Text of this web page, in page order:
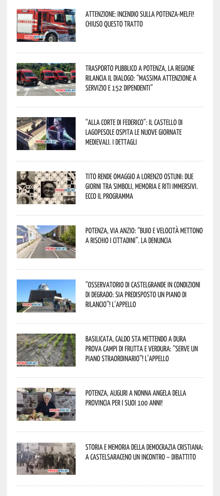
Attenzione: incendio sulla Potenza-Melfi!
Chiuso questo tratto
Trasporto pubblico a Potenza, la Regione
rilancia il dialogo: “Massima attenzione a
servizio e 152 dipendenti”
“Alla corte di Federico”: il Castello di
Lagopesole ospita le nuove Giornate
Medievali. I dettagli
Tito rende omaggio a Lorenzo Ostuni: due
giorni tra simboli, memoria e riti immersivi.
Ecco il programma
Potenza, Via Anzio: “Buio e velocità mettono
a rischio i cittadini”. La denuncia
“Osservatorio di Castelgrande in condizioni
di degrado: sia predisposto un piano di
rilancio”! L’appello
Basilicata, caldo sta mettendo a dura
prova campi di frutta e verdura: “Serve un
piano straordinario”! L’appello
Potenza, auguri a nonna Angela della
provincia per i suoi 100 anni!
Storia e memoria della Democrazia Cristiana:
a Castelsaraceno un incontro – dibattito